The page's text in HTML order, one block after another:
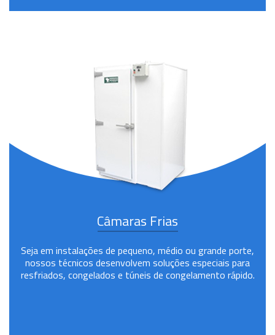
Câmaras Frias
Seja em instalações de pequeno, médio ou grande porte,
nossos técnicos desenvolvem soluções especiais para
resfriados, congelados e túneis de congelamento rápido.